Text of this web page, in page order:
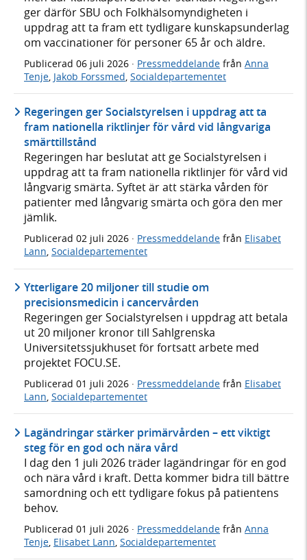
ger därför SBU och Folkhälsomyndigheten i
uppdrag att ta fram ett tydligare kunskapsunderlag
om vaccinationer för personer 65 år och äldre.
Publicerad 06 juli 2026 · Pressmeddelande från Anna
Tenje Jakob Forssmed Socialdepartementet
Regeringen ger Socialstyrelsen i uppdrag att ta
fram nationella riktlinjer för vård vid långvariga
smärttillstånd
Regeringen har beslutat att ge Socialstyrelsen i
uppdrag att ta fram nationella riktlinjer för vård vid
långvarig smärta. Syftet är att stärka vården för
patienter med långvarig smärta och göra den mer
jämlik.
Publicerad 02 juli 2026 · Pressmeddelande från Elisabet
Lann, Socialdepartementet
Ytterligare 20 miljoner till studie om
precisionsmedicin i cancervården
Regeringen ger Socialstyrelsen i uppdrag att betala
ut 20 miljoner kronor till Sahlgrenska
Universitetssjukhuset för fortsatt arbete med
projektet FOCU.SE.
Publicerad 01 juli 2026 · Pressmeddelande från Elisabet
Lann, Socialdepartementet
Lagändringar stärker primärvården – ett viktigt
steg för en god och nära vård
I dag den 1 juli 2026 träder lagändringar för en god
och nära vård i kraft. Detta kommer bidra till bättre
samordning och ett tydligare fokus på patientens
behov.
Publicerad 01 juli 2026 · Pressmeddelande från Anna
Tenje Elisabet Lann Socialdepartementet